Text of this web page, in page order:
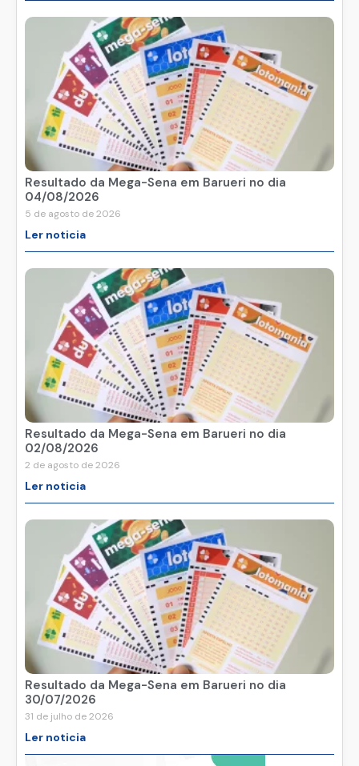
Resultado da Mega-Sena em Barueri no dia
04/08/2026
5 de agosto de 2026
Ler noticia
Resultado da Mega-Sena em Barueri no dia
02/08/2026
2 de agosto de 2026
Ler noticia
Resultado da Mega-Sena em Barueri no dia
30/07/2026
31 de julho de 2026
Ler noticia